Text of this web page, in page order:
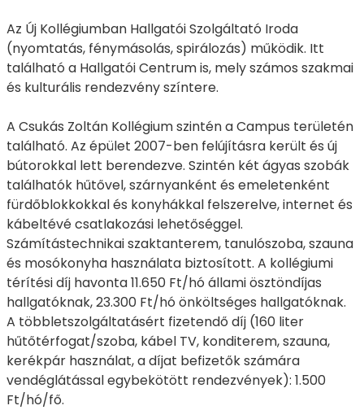
Az Új Kollégiumban Hallgatói Szolgáltató Iroda
(nyomtatás, fénymásolás, spirálozás) működik. Itt
található a Hallgatói Centrum is, mely számos szakmai
és kulturális rendezvény színtere.
A Csukás Zoltán Kollégium szintén a Campus területén
található. Az épület 2007-ben felújításra került és új
bútorokkal lett berendezve. Szintén két ágyas szobák
találhatók hűtővel, szárnyanként és emeletenként
fürdőblokkokkal és konyhákkal felszerelve, internet és
kábeltévé csatlakozási lehetőséggel.
Számítástechnikai szaktanterem, tanulószoba, szauna
és mosókonyha használata biztosított. A kollégiumi
térítési díj havonta 11.650 Ft/hó állami ösztöndíjas
hallgatóknak, 23.300 Ft/hó önköltséges hallgatóknak.
A többletszolgáltatásért fizetendő díj (160 liter
hűtőtérfogat/szoba, kábel TV, konditerem, szauna,
kerékpár használat, a díjat befizetők számára
vendéglátással egybekötött rendezvények): 1.500
Ft/hó/fő.